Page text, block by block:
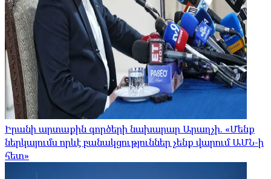
Իրանի արտաքին գործերի նախարար Արաղչի. «Մենք
ներկայումս որևէ բանակցություններ չենք վարում ԱՄՆ-ի
հետ»